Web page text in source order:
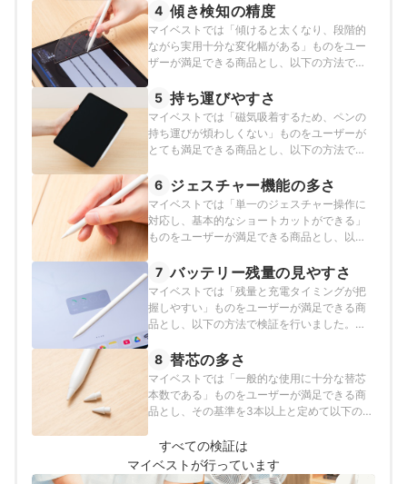
をもとに検証を行なっています。
4 傾き検知の精度
マイベストでは「傾けると太くなり、段階的
ながら実用十分な変化幅がある」ものをユー
ザーが満足できる商品とし、以下の方法で各
点の情報をもとに検証を行なっています。
5 持ち運びやすさ
マイベストでは「磁気吸着するため、ペンの
持ち運びが煩わしくない」ものをユーザーが
とても満足できる商品とし、以下の方法で検
もとに検証を行なっています。
6 ジェスチャー機能の多さ
マイベストでは「単一のジェスチャー操作に
対応し、基本的なショートカットができる」
ものをユーザーが満足できる商品とし、以下
時点の情報をもとに検証を行なっています。
7 バッテリー残量の見やすさ
マイベストでは「残量と充電タイミングが把
握しやすい」ものをユーザーが満足できる商
品とし、以下の方法で検証を行いました。
なっています。
8 替芯の多さ
マイベストでは「一般的な使用に十分な替芯
本数である」ものをユーザーが満足できる商
品とし、その基準を3本以上と定めて以下の方
の情報をもとに検証を行なっています。
すべての検証は
マイベストが行っています